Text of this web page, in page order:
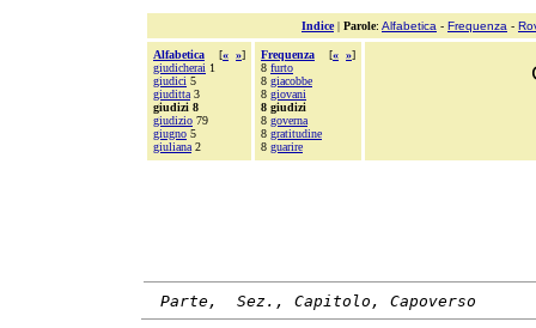
Indice| Parole: Alfabetica - Frequenza -
Alfabetica [« »]
giudicherai 1
giudici 5
giuditta 3
giudizi 8
giudizio 79
giugno 5
giuliana 2
Frequenza [« »]
8 furto
8 giacobbe
8 giovani
8 giudizi
8 governa
8 gratitudine
8 guarire
Parte,  Sez., Capitolo, Capoverso